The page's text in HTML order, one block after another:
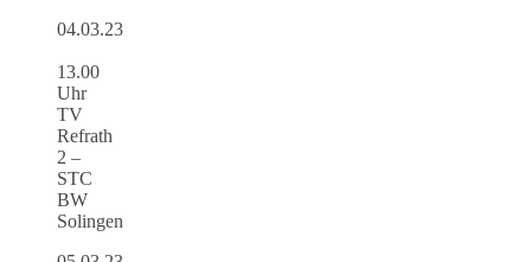
04.03.23
13.00
Uhr
TV
Refrath
2 –
STC
BW
Solingen